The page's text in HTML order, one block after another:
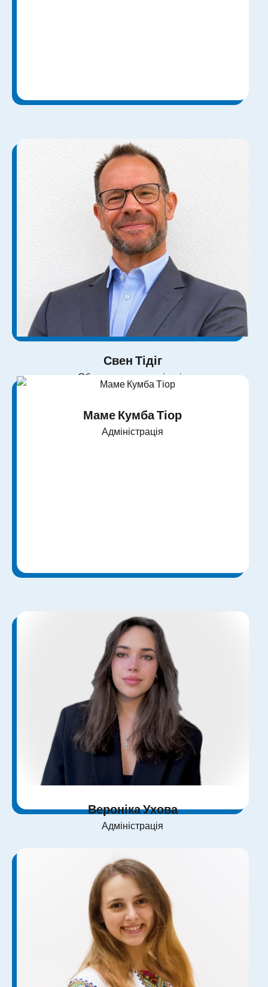
Свен Тідіг
Обслуговування клієнтів
Маме Кумба Тіор
Адміністрація
Вероніка Ухова
Адміністрація